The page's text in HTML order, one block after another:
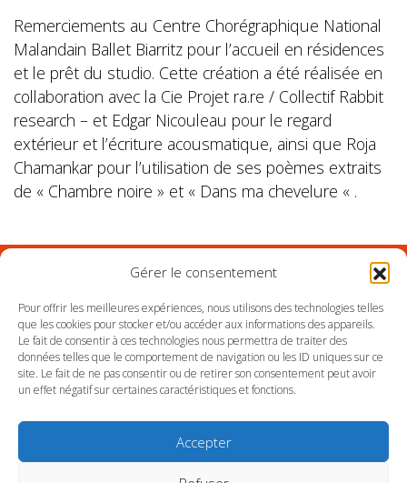
Gérer le consentement
Pour offrir les meilleures expériences, nous utilisons des technologies telles
que les cookies pour stocker et/ou accéder aux informations des appareils.
Le fait de consentir à ces technologies nous permettra de traiter des
données telles que le comportement de navigation ou les ID uniques sur ce
site. Le fait de ne pas consentir ou de retirer son consentement peut avoir
un effet négatif sur certaines caractéristiques et fonctions.
Accepter
Remerciements au Centre Chorégraphique National
Malandain Ballet Biarritz pour l’accueil en résidences
et le prêt du studio. Cette création a été réalisée en
collaboration avec la Cie Projet ra.re / Collectif Rabbit
research – et Edgar Nicouleau pour le regard
extérieur et l’écriture acousmatique, ainsi que Roja
Chamankar pour l’utilisation de ses poèmes extraits
de « Chambre noire » et « Dans ma chevelure « .
Suivez le conservatoire du Pays Basque sur les
réseaux